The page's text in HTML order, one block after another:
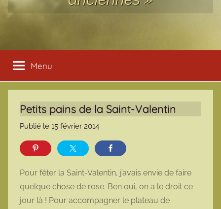
Menu
Petits pains de la Saint-Valentin
Publié le 15 février 2014
a
a
r
m
Pour fêter la Saint-Valentin, j’avais envie de faire
quelque chose de rose. Ben oui, on a le droit ce
jour là ! Pour accompagner le plateau de